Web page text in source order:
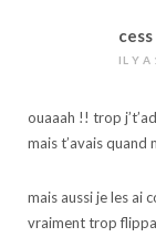
cess
IL Y A
ouaaah !! trop
mais t’avais quand
mais aussi je les ai
vraiment trop